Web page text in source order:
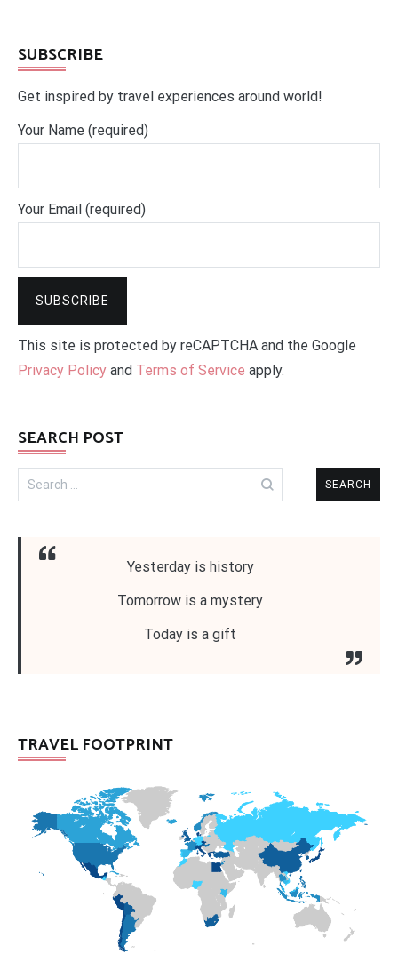
SUBSCRIBE
Get inspired by travel experiences around world!
Your Name (required)
Your Email (required)
This site is protected by reCAPTCHA and the Google
Privacy Policy and Terms of Service apply.
SEARCH POST
Search
for:
Yesterday is history
Tomorrow is a mystery
Today is a gift
TRAVEL FOOTPRINT